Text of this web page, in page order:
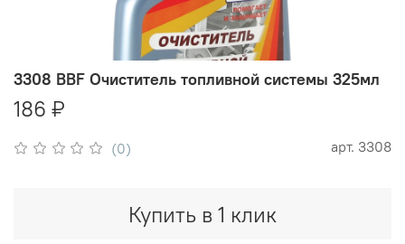
(0) арт. 3308
3308 BBF Очиститель топливной системы 325мл
186 ₽
Купить в 1 клик